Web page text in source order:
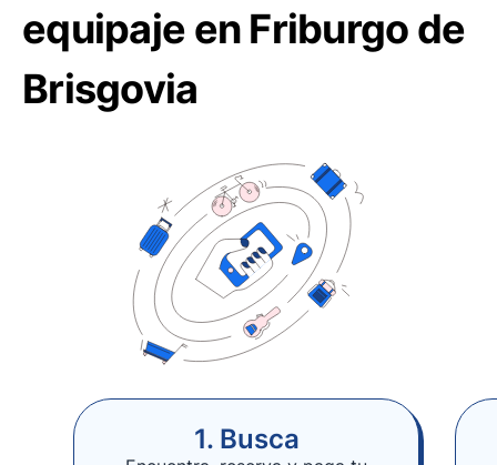
equipaje en Friburgo de
Brisgovia
1. Busca